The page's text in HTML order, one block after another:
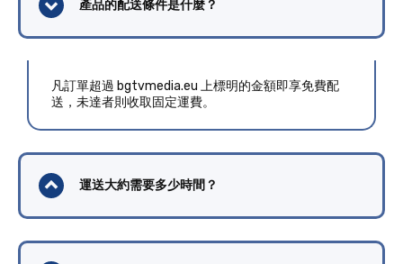
產品的配送條件是什麼？
凡訂單超過 bgtvmedia.eu 上標明的金額即享免費配
送，未達者則收取固定運費。
運送大約需要多少時間？